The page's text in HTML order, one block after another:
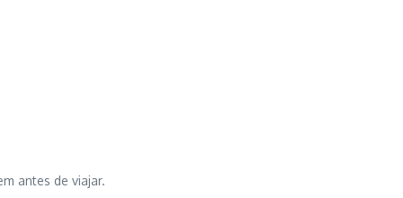
antes de viajar.